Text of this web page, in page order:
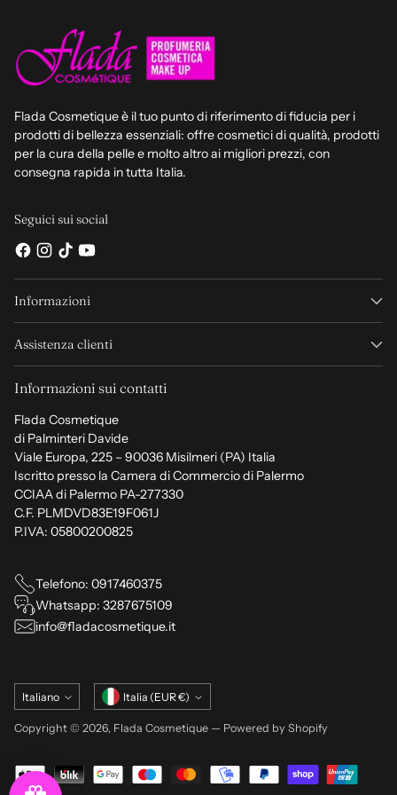
Flada Cosmetique è il tuo punto di riferimento di fiducia per i
prodotti di bellezza essenziali: offre cosmetici di qualità, prodotti
per la cura della pelle e molto altro ai migliori prezzi, con
consegna rapida in tutta Italia.
Seguici sui social
Informazioni
Assistenza clienti
Informazioni sui contatti
Flada Cosmetique
di Palminteri Davide
Viale Europa, 225 – 90036 Misilmeri (PA) Italia
Iscritto presso la Camera di Commercio di Palermo
CCIAA di Palermo PA-277330
C.F. PLMDVD83E19F061J
P.IVA: 05800200825
Telefono: 0917460375
Whatsapp: 3287675109
info@fladacosmetique.it
Lingua
Italiano Valuta Italia (EUR €)
Copyright © 2026, Flada Cosmetique — Powered by Shopify